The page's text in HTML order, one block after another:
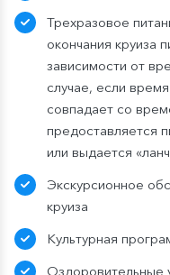
Трехразовое
окончания круиза
зависимости от
случае, если
совпадает со
предоставляется
или выдается
Экскурсионное
круиза
Культурная
Оздоровительные